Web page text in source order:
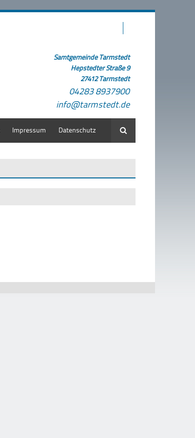
Samtgemeinde Tarmstedt
Hepstedter Straße 9
27412 Tarmstedt
04283 8937900
info@tarmstedt.de
Impressum Datenschutz Suche